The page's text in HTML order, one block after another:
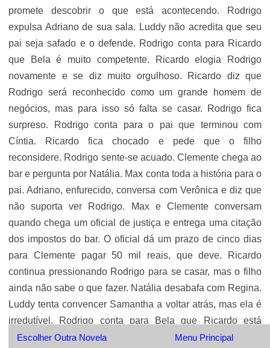
promete descobrir o que está acontecendo. Rodrigo
expulsa Adriano de sua sala. Luddy não acredita que seu
pai seja safado e o defende. Rodrigo conta para Ricardo
que Bela é muito competente. Ricardo elogia Rodrigo
novamente e se diz muito orgulhoso. Ricardo diz que
Rodrigo será reconhecido como um grande homem de
negócios, mas para isso só falta se casar. Rodrigo fica
surpreso. Rodrigo conta para o pai que terminou com
Cíntia. Ricardo fica chocado e pede que o filho
reconsidere. Rodrigo sente-se acuado. Clemente chega ao
bar e pergunta por Natália. Max conta toda a história para o
pai. Adriano, enfurecido, conversa com Verônica e diz que
não suporta ver Rodrigo. Max e Clemente conversam
quando chega um oficial de justiça e entrega uma citação
dos impostos do bar. O oficial dá um prazo de cinco dias
para Clemente pagar 50 mil reais, que deve. Ricardo
continua pressionando Rodrigo para se casar, mas o filho
ainda não sabe o que fazer. Natália desabafa com Regina.
Luddy tenta convencer Samantha a voltar atrás, mas ela é
irredutível. Rodrigo conta para Bela que Ricardo está
orgulhoso. Bela desabafa com Rodrigo sobre os
Escolher Outra Novela Menu Principal